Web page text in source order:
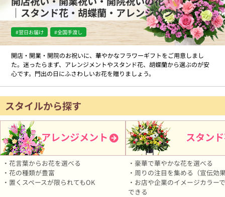
｜スタンド花・胡蝶蘭・アレンジメント
#翌日お届け #全国手渡し
開店・開業・開院のお祝いに、華やかなフラワーギフトをご用意しまし
た。迷ったらまず、アレンジメントやスタンド花、胡蝶蘭から選ぶのが安
心です。門出の日にふさわしいお花を贈りましょう。
スタイルから探す
アレンジメント
・花言葉からお花を選べる
・花の種類が豊富
・置くスペースが限られてもOK
スタン
・豪華で華やかな花を選べる
・周りの注目を集める（宣伝効
・お店や企業のイメージカラー
できる